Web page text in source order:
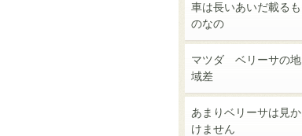
車は長いあいだ載るも
のなの
マツダ ベリーサの地
域差
あまりベリーサは見か
けません